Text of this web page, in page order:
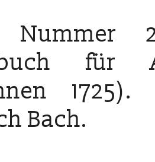
Nummer
für
Bach.